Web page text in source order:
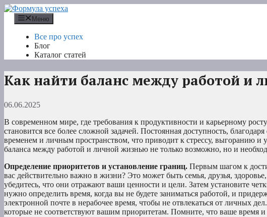
Перейти
содержимому
Меню
Все про успех
Блог
Каталог статей
Как найти баланс между работой и
06.06.2025
В современном мире, где требования к продуктивности и карьерному
становится все более сложной задачей. Постоянная доступность,
временем и личным пространством, что приводит к стрессу, выгоранию
баланса между работой и личной жизнью не только возможно, но и
Определение приоритетов и установление границ. Первым шагом к
вас действительно важно в жизни? Это может быть семья, друзья,
убедитесь, что они отражают ваши ценности и цели. Затем установите
нужно определить время, когда вы не будете заниматься работой, и
электронной почте в нерабочее время, чтобы не отвлекаться от личных
которые не соответствуют вашим приоритетам. Помните, что ваше время